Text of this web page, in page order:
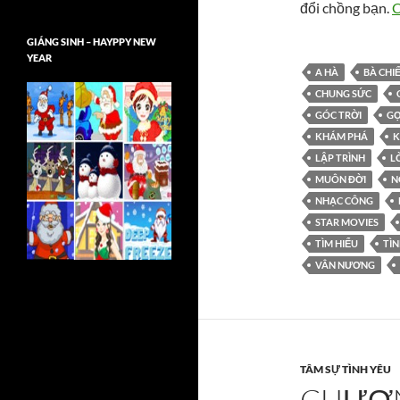
đổi chồng bạn.
A HÀ BÀ
CHUNG SỨC
GÓC TRỜI
KHÁM PHÁ
LẬP TRÌNH
MUÔN ĐỜI
NHẠC CÔNG
STAR MOVIES
TÌM HIỂU
VÂN NƯƠNG
TÂM SỰ TÌNH YÊU
GIÁNG SINH – HAYPPY NEW
YEAR